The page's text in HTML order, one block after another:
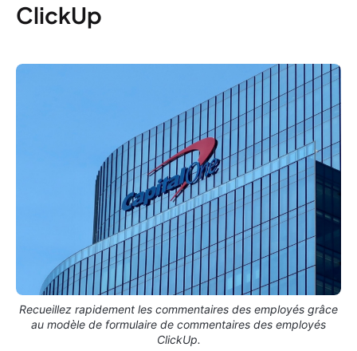
ClickUp
Recueillez rapidement les commentaires des employés grâce
au modèle de formulaire de commentaires des employés
ClickUp.